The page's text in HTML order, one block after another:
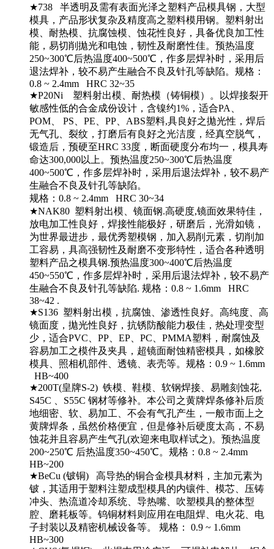
★738 半透明及需有表面光泽之塑料产品模具钢，大型
模具，产品形状复杂及精度高之塑料模用钢。塑料射出
模、耐热模、抗腐蚀模、蚀花性良好，具备优良加工性
能，易切削拋光和电蚀，韧性及耐磨性佳。预热温度
250~300℃后热温度400~500℃，作多层焊补时，采用后
退法焊补，较不易产生融合不良及针孔等缺陷。规格：
0.8 ~ 2.4mm HRC 32~35
★P20Ni 塑料射出模、耐热模（铸铜模）。以焊接裂开
敏感性低的合金成份设计，含镍约1%，适合PA、
POM、 PS、PE、PP、ABS塑料,具良好之拋光性，焊后
无气孔、裂纹，打磨后有良好之光洁度，经真空脱气，
锻造后，预硬至HRC 33度，断面硬度分布均一，模具寿
命达300,000以上。预热温度250~300℃后热温度
400~500℃，作多层焊补时，采用后退法焊补，较不易产
生融合不良及针孔等缺陷。
规格：0.8 ~ 2.4mm HRC 30~34
★NAK80 塑料射出模、镜面钢.高硬度,镜面效果特佳，
放电加工性良好，焊接性能极好，研磨后，光滑如镜，
为世界最进步，最优秀塑模钢，加入易削元素，切削加
工容易，具高强韧性及耐磨不变形特性，适合各种透明
塑料产品之模具钢.预热温度300~400℃后热温度
450~550℃，作多层焊补时，采用后退法焊补，较不易产
生融合不良及针孔等缺陷. 规格：0.8 ~ 1.6mm HRC
38~42 .
★S136 塑料射出模，抗腐蚀、渗透性良好。高纯度、高
镜面度，拋光性良好，抗锈防酸能力极佳，热处理变型
少，适合PVC、PP、EP、PC、PMMA塑料，耐腐蚀及
容易加工之模件及夹具，超镜面耐蚀精密模具，如橡胶
模具、照相机部件、透镜、表壳等。规格：0.9 ~ 1.6mm
HB~400
★200T(皇牌S-2) 铁模、鞋模、软钢焊接、易雕刻蚀花,
S45C 、S55C 钢材等修补。本公司之黄牌焊条修补后质
地细密、软、易加工、不会有气孔产生，一般市面上之
黄牌焊条，虽然价格便宜，但是修补后硬度太高，不易
蚀花并且容易产生气孔(欢迎来电取样试之)。预热温度
200~250℃ 后热温度350~450℃。规格：0.8 ~ 2.4mm
HB~200
★BeCu (铍铜) 高导热的铜合金模具材料，主加元素为
铍，其适用于塑料注塑成型模具的内镶件、模芯、压铸
冲头、热流道冷却系统、导热嘴、吹塑模具的整体型
腔、磨耗板等。钨铜材料则应用在电阻焊、电火花、电
子封装以及精密机械设备等。 规格： 0.9 ~ 1.6mm
HB~300